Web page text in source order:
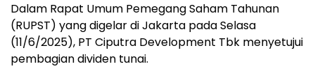
Dalam Rapat Umum Pemegang Saham Tahunan
(RUPST) yang digelar di Jakarta pada Selasa
(11/6/2025), PT Ciputra Development Tbk menyetujui
pembagian dividen tunai.